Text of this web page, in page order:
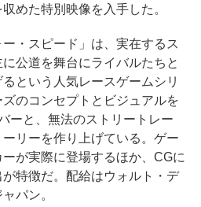
めた特別映像を入手した。
・スピード」は、実在するス
公道を舞台にライバルたちと
という人気レースゲームシリ
のコンセプトとビジュアルを
ーと、無法のストリートレー
リーを作り上げている。ゲー
が実際に登場するほか、CGに
特徴だ。配給はウォルト・デ
パン。